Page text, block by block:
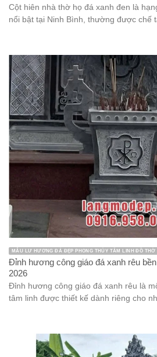
Cột hiên nhà thờ họ đá xanh đen là
nổi bật tại Ninh Bình, thường được chế
MẪU LƯ HƯƠNG ĐÁ ĐẸP PHONG THỦY TÂM LINH ĐỒ THỜ
Đỉnh hương công giáo đá xanh rêu
2026
Đỉnh hương công giáo đá xanh rêu là
tâm linh được thiết kế dành riêng cho